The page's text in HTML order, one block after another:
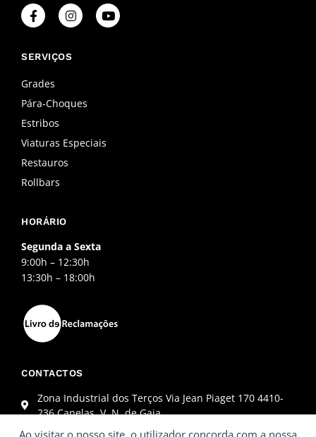
Ao visitar o nosso site, o utilizador concorda com a nossa
F
a
c
b
o
k
-
f
I
n
s
a
m
Y
o
u
SERVIÇOS
Grades
Pára-Choques
Estribos
Viaturas Especiais
Restauros
Rollbars
HORÁRIO
Segunda a Sexta
9:00h – 12:30h
13:30h – 18:00h
CONTACTOS
Zona Industrial dos Terços Via Jean Piaget 170 4410-
236 Canelas, V. N. de Gaia
+351 227 845 864 (Chamada para a rede fixa nacional)